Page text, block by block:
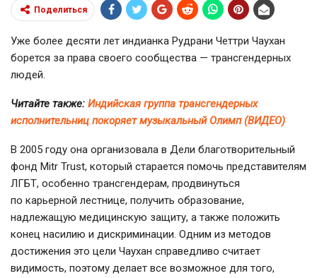
Поделиться
Уже более десяти лет индианка Рудрани Четтри Чаухан
борется за права своего сообщества — трансгендерных
людей.
Читайте также: Индийская группа трансгендерных
исполнительниц покоряет музыкальный Олимп (ВИДЕО)
В 2005 году она организовала в Дели благотворительный
фонд Mitr Trust, который старается помочь представителям
ЛГБТ, особенно трансгендерам, продвинуться
по карьерной лестнице, получить образование,
надлежащую медицинскую защиту, а также положить
конец насилию и дискриминации. Одним из методов
достижения это цели Чаухан справедливо считает
видимость, поэтому делает все возможное для того,